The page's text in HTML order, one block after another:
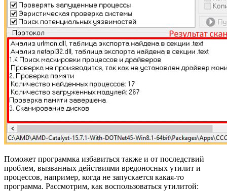
Поможет программка избавиться также и от последствий
проблем, вызванных действиями вредоносных утилит и
процессов, например, когда не запускается какая-то
программа. Рассмотрим, как воспользоваться утилитой: